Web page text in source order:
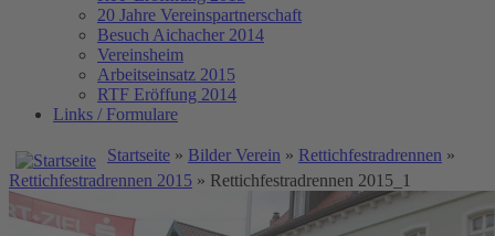
20 Jahre Vereinspartnerschaft
Besuch Aichacher 2014
Vereinsheim
Arbeitseinsatz 2015
RTF Eröffung 2014
Links / Formulare
Startseite » Bilder Verein » Rettichfestradrennen »
Rettichfestradrennen 2015 » Rettichfestradrennen 2015_1